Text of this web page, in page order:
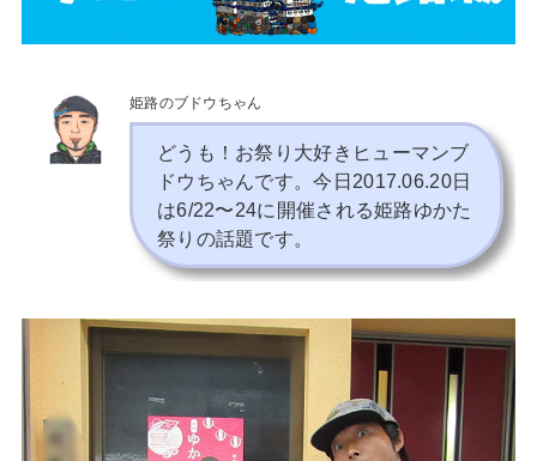
姫路のブドウちゃん
どうも！お祭り大好きヒューマンブ
ドウちゃんです。今日2017.06.20日
は6/22〜24に開催される姫路ゆかた
祭りの話題です。